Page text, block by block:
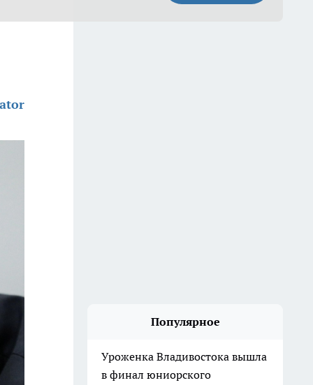
Популярное
Уроженка Владивостока вышла
в финал юниорского